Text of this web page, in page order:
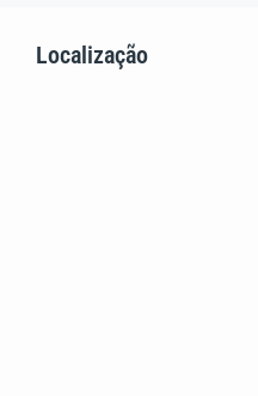
Localização